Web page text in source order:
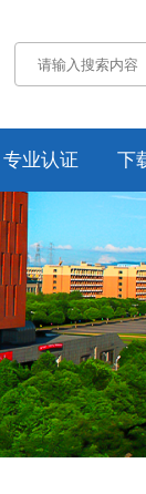
专业认证
认证概况
工作动态
培养方案
规章制度
下
资